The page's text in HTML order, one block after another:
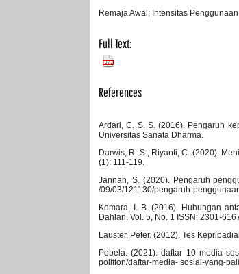
Remaja Awal; Intensitas
Full Text:
PDF
References
Ardari, C. S. S. (2016). Pengaruh
Universitas Sanata Dharma.
Darwis, R. S., Riyanti, C. (2020).
(1): 111-119.
Jannah, S. (2020). Pengaruh
/09/03/121130/pengaruh-
Komara, I. B. (2016). Hubungan
Dahlan. Vol. 5, No. 1 ISSN: 2301-
Lauster, Peter. (2012). Tes
Pobela. (2021). daftar 10 media
politton/daftar-media- sosial-yang-